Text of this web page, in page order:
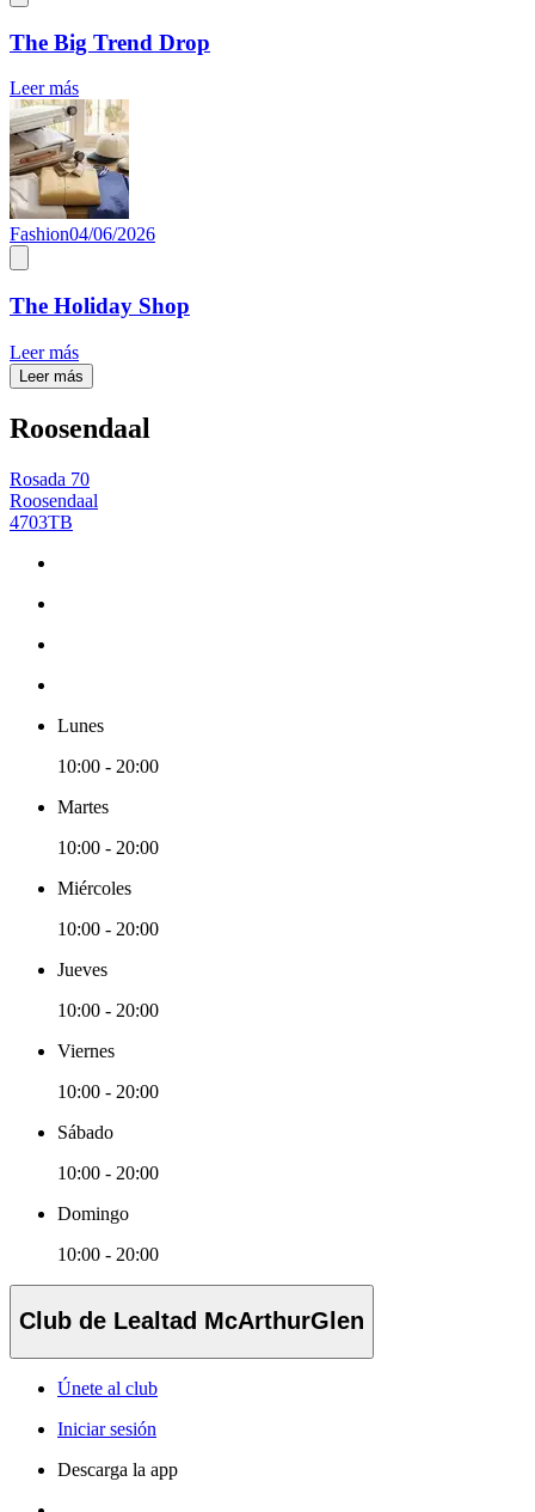
The Big Trend Drop
Leer más
Fashion04/06/2026
The Holiday Shop
Leer más
Leer más
Roosendaal
Rosada 70
Roosendaal
4703TB
Lunes
10:00 - 20:00
Martes
10:00 - 20:00
Miércoles
10:00 - 20:00
Jueves
10:00 - 20:00
Viernes
10:00 - 20:00
Sábado
10:00 - 20:00
Domingo
10:00 - 20:00
Club de Lealtad McArthurGlen
Únete al club
Iniciar sesión
Descarga la app